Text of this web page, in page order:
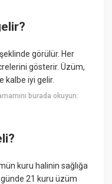
görülür. Her
gösterir. Üzüm,
kalbe iyi gelir.
burada okuyun:
kuru halinin sağlığa
21 kuru üzüm